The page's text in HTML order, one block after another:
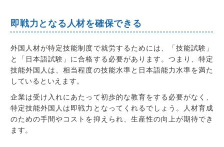
即戦力となる人材を確保できる
外国人材が特定技能制度で就労するためには、
「技能試験」
と「日本語試験」に合格する必要があります。つまり、特定
技能外国人は、相当程度の技能水準と日本語能力水準を満た
しているといえます。
企業は受け入れにあたって初歩的な教育をする必要がなく 、
特定技能外国人は即戦力となってくれるでしょう。人材育成
のための手間やコストを抑えられ、 生産性の向上が期待でき
ます。